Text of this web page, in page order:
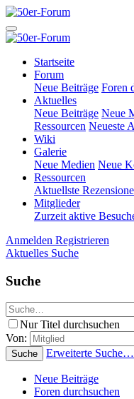
Startseite
Forum
Neue Beiträge Foren
Aktuelles
Neue Beiträge Neue
Ressourcen Neueste
Wiki
Galerie
Neue Medien Neue
Ressourcen
Aktuellste
Mitglieder
Zurzeit aktive
Anmelden Registrieren
Aktuelles Suche
Suche
Nur Titel durchsuchen
Von:
Suche Erweiterte Suche…
Neue Beiträge
Foren durchsuchen